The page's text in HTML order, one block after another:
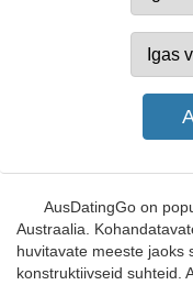
AusDatingGo on
Austraalia.
huvitavate meeste jaoks
konstruktiivseid suhteid.